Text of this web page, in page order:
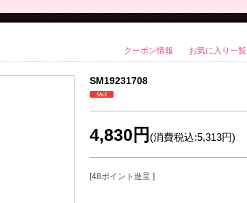
クーポン情報 お気に入り一覧
SM19231708
4,830円 (消費税込:5,313円)
[48ポイント進呈 ]